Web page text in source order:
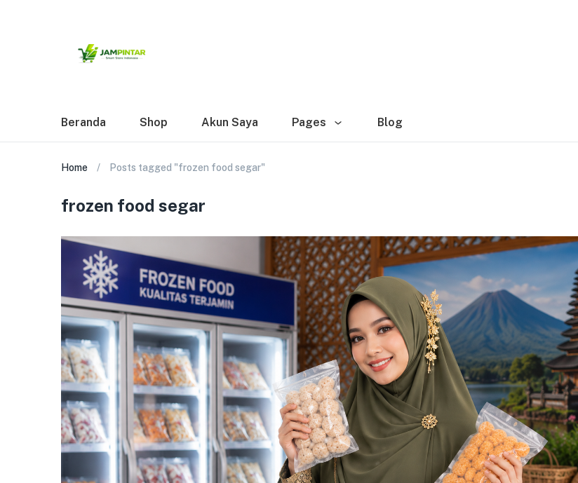
Beranda Shop Akun Saya Pages Blog
Home Posts tagged "frozen food segar"
frozen food segar